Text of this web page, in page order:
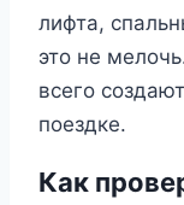
лифта,
это не
всего
поездке.
Как